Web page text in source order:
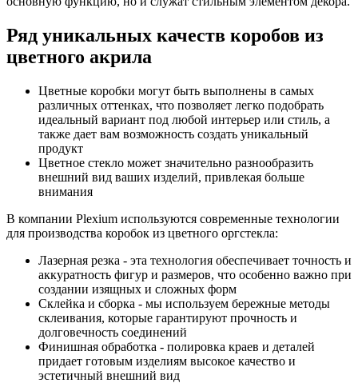
Ряд уникальных качеств коробов из
цветного акрила
Цветные коробки могут быть выполнены в самых
различных оттенках, что позволяет легко подобрать
идеальный вариант под любой интерьер или стиль, а
также дает вам возможность создать уникальный
продукт
Цветное стекло может значительно разнообразить
внешний вид ваших изделий, привлекая больше
внимания
В компании Plexium используются современные технологии
для производства коробок из цветного оргстекла:
Лазерная резка - эта технология обеспечивает точность и
аккуратность фигур и размеров, что особенно важно при
создании изящных и сложных форм
Склейка и сборка - мы используем бережные методы
склеивания, которые гарантируют прочность и
долговечность соединений
Финишная обработка - полировка краев и деталей
придает готовым изделиям высокое качество и
эстетичный внешний вид